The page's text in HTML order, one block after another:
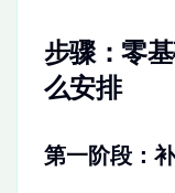
步骤：零
么安排
第一阶段：